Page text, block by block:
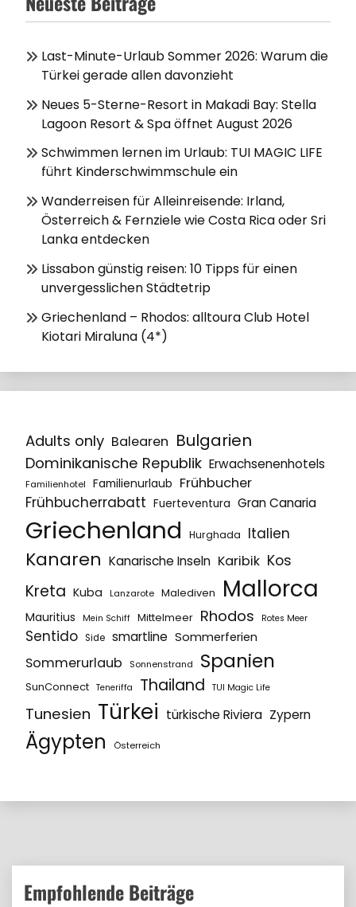
Last-Minute-Urlaub Sommer 2026: Warum die
Türkei gerade allen davonzieht
Neues 5-Sterne-Resort in Makadi Bay: Stella
Lagoon Resort & Spa öffnet August 2026
Schwimmen lernen im Urlaub: TUI MAGIC LIFE
führt Kinderschwimmschule ein
Wanderreisen für Alleinreisende: Irland,
Österreich & Fernziele wie Costa Rica oder Sri
Lanka entdecken
Lissabon günstig reisen: 10 Tipps für einen
unvergesslichen Städtetrip
Griechenland – Rhodos: alltoura Club Hotel
Kiotari Miraluna (4*)
Adults only Balearen Bulgarien
Dominikanische Republik Erwachsenenhotels
Familienhotel Familienurlaub Frühbucher
Frühbucherrabatt Fuerteventura Gran Canaria
Griechenland Hurghada Italien
Kanaren Kanarische Inseln Karibik Kos
Kreta Kuba Lanzarote Malediven Mallorca
Mauritius Mein Schiff Mittelmeer Rhodos Rotes Meer
Sentido Side smartline Sommerferien
Sommerurlaub Sonnenstrand Spanien
SunConnect Teneriffa Thailand TUI Magic Life
Tunesien Türkei türkische Riviera Zypern
Ägypten Österreich
Empfohlende Beiträge